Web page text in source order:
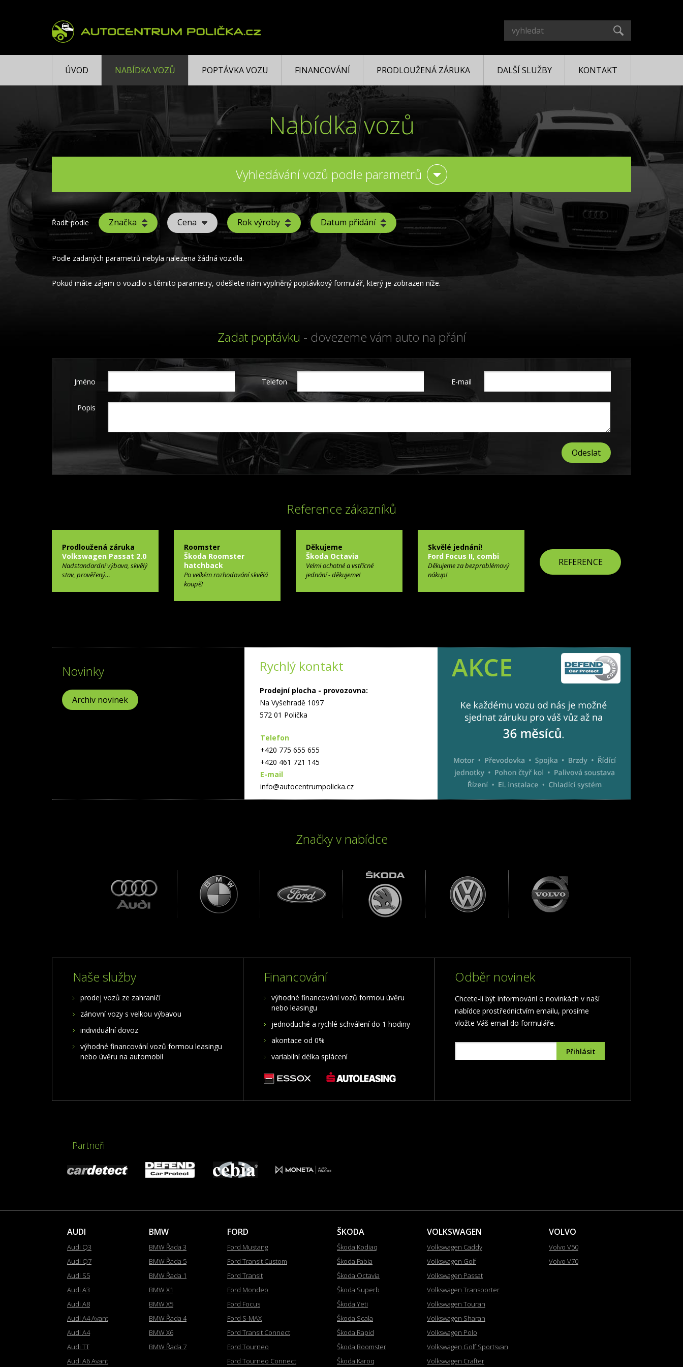
ÚVOD NABÍDKA VOZŮ POPTÁVKA VOZU FINANCOVÁNÍ PRODLOUŽENÁ ZÁRUKA DALŠÍ SLUŽBY KONTAKT
Nabídka vozů
Vyhledávání vozů podle parametrů
Řadit podle Značka Cena Rok výroby Datum přidání
Podle zadaných parametrů nebyla nalezena žádná vozidla.
Pokud máte zájem o vozidlo s těmito parametry, odešlete nám vyplněný poptávkový formulář, který je zobrazen níže.
Zadat poptávku - dovezeme vám auto na přání
Jméno Telefon E-mail
Popis
Reference zákazníků
Prodloužená záruka
Volkswagen Passat 2.0
Nadstandardní výbava, skvělý
stav, prověřený…
Roomster
Škoda Roomster
hatchback
Po velkém rozhodování skvělá
koupě!
Děkujeme
Škoda Octavia
Velmi ochotné a vstřícné
jednání - děkujeme!
Skvělé jednání!
Ford Focus II, combi
Děkujeme za bezproblémový
nákup!
REFERENCE
Novinky
Archiv novinek
Rychlý kontakt
Prodejní plocha - provozovna:
Na Vyšehradě 1097
572 01 Polička
Telefon
+420 775 655 655
+420 461 721 145
E-mail
info@autocentrumpolicka.cz
Značky v nabídce
Naše služby
prodej vozů ze zahraničí
zánovní vozy s velkou výbavou
individuální dovoz
výhodné financování vozů formou leasingu
nebo úvěru na automobil
Financování
výhodné financování vozů formou úvěru
nebo leasingu
jednoduché a rychlé schválení do 1 hodiny
akontace od 0%
variabilní délka splácení
Odběr novinek
Chcete-li být informování o novinkách v naší
nabídce prostřednictvím emailu, prosíme
vložte Váš email do formuláře.
Partneři
AUDI
Audi Q3
Audi Q7
Audi S5
Audi A3
Audi A8
Audi A4 Avant
Audi A4
Audi TT
Audi A6 Avant
BMW
BMW Řada 3
BMW Řada 5
BMW Řada 1
BMW X1
BMW X5
BMW Řada 4
BMW X6
BMW Řada 7
FORD
Ford Mustang
Ford Transit Custom
Ford Transit
Ford Mondeo
Ford Focus
Ford S-MAX
Ford Transit Connect
Ford Tourneo
Ford Tourneo Connect
ŠKODA
Škoda Kodiaq
Škoda Fabia
Škoda Octavia
Škoda Superb
Škoda Yeti
Škoda Scala
Škoda Rapid
Škoda Roomster
Škoda Karoq
VOLKSWAGEN
Volkswagen Caddy
Volkswagen Golf
Volkswagen Passat
Volkswagen Transporter
Volkswagen Touran
Volkswagen Sharan
Volkswagen Polo
Volkswagen Golf Sportsvan
Volkswagen Crafter
VOLVO
Volvo V50
Volvo V70